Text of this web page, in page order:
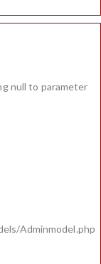
null to parameter
Adminmodel.php